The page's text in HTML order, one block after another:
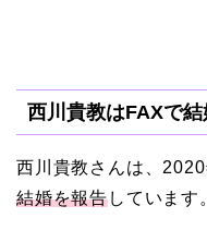
西川貴教はFAXで結
西川貴教さんは、
結婚を報告しています